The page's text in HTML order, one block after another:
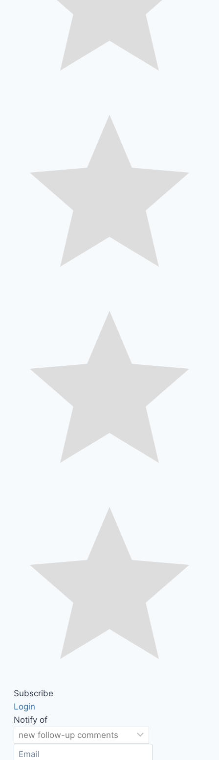
Subscribe
Login
Notify of